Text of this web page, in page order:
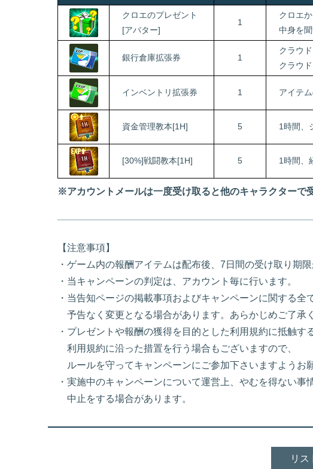
クロエのプレゼント
[アバター]
1
クロエ
中身を
銀行倉庫拡張券 1
クラウ
クラウ
インベントリ拡張券 1 アイテ
資金管理教本[1H] 5 1時間、
[30%]戦闘教本[1H] 5 1時間、
※アカウントメールは一度受け取ると他のキャラクターで
【注意事項】
・ゲーム内の報酬アイテムは配布後、7日間の受け取り期
・当キャンペーンの判定は、アカウント毎に行います。
・当告知ページの掲載事項およびキャンペーンに関する全
予告なく変更となる場合があります。あらかじめご了承
・プレゼントや報酬の獲得を目的とした利用規約に抵触す
利用規約に沿った措置を行う場合もございますので、
ルールを守ってキャンペーンにご参加下さいますようお
・実施中のキャンペーンについて運営上、やむを得ない事
中止をする場合があります。
リス